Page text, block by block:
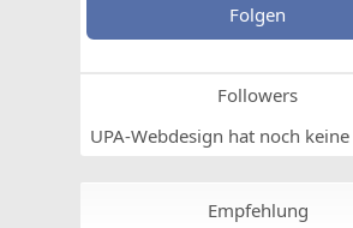
Folgen
Followers
UPA-Webdesign hat noch
Empfehlung